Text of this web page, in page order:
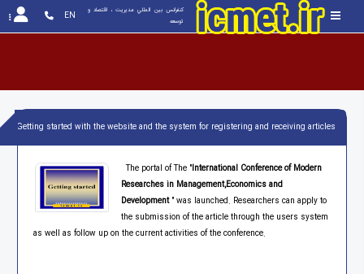
توسعه
EN
Getting started with the website and the system for registering and receiving articles
The portal of The "International Conference of Modern
Researches in Management,Economics and
Development" was launched. Researchers can apply to
the submission of the article through the users system
as well as follow up on the current activities of the conference.